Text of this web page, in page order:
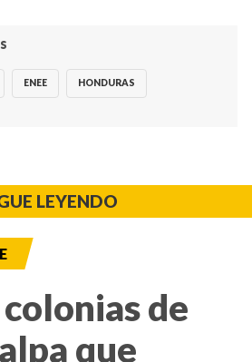
ENEE HONDURAS
LEYENDO
de
que